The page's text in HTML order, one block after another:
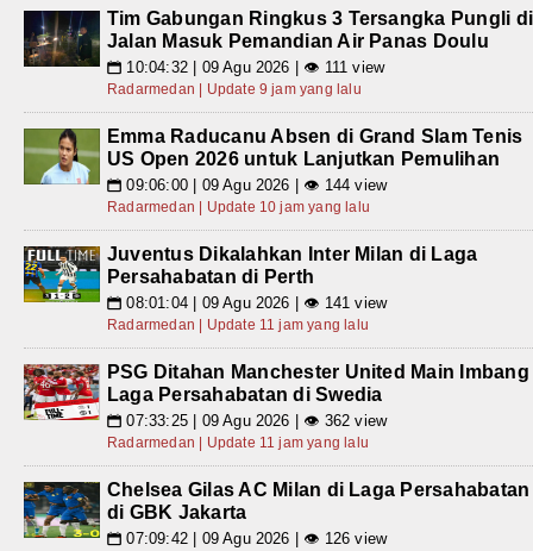
Tim Gabungan Ringkus 3 Tersangka Pungli di
Jalan Masuk Pemandian Air Panas Doulu
📅 10:04:32 | 09 Agu 2026 | 👁 111 view
Radarmedan | Update 9 jam yang lalu
Emma Raducanu Absen di Grand Slam Tenis
US Open 2026 untuk Lanjutkan Pemulihan
📅 09:06:00 | 09 Agu 2026 | 👁 144 view
Radarmedan | Update 10 jam yang lalu
Juventus Dikalahkan Inter Milan di Laga
Persahabatan di Perth
📅 08:01:04 | 09 Agu 2026 | 👁 141 view
Radarmedan | Update 11 jam yang lalu
PSG Ditahan Manchester United Main Imbang
Laga Persahabatan di Swedia
📅 07:33:25 | 09 Agu 2026 | 👁 362 view
Radarmedan | Update 11 jam yang lalu
Chelsea Gilas AC Milan di Laga Persahabatan
di GBK Jakarta
📅 07:09:42 | 09 Agu 2026 | 👁 126 view